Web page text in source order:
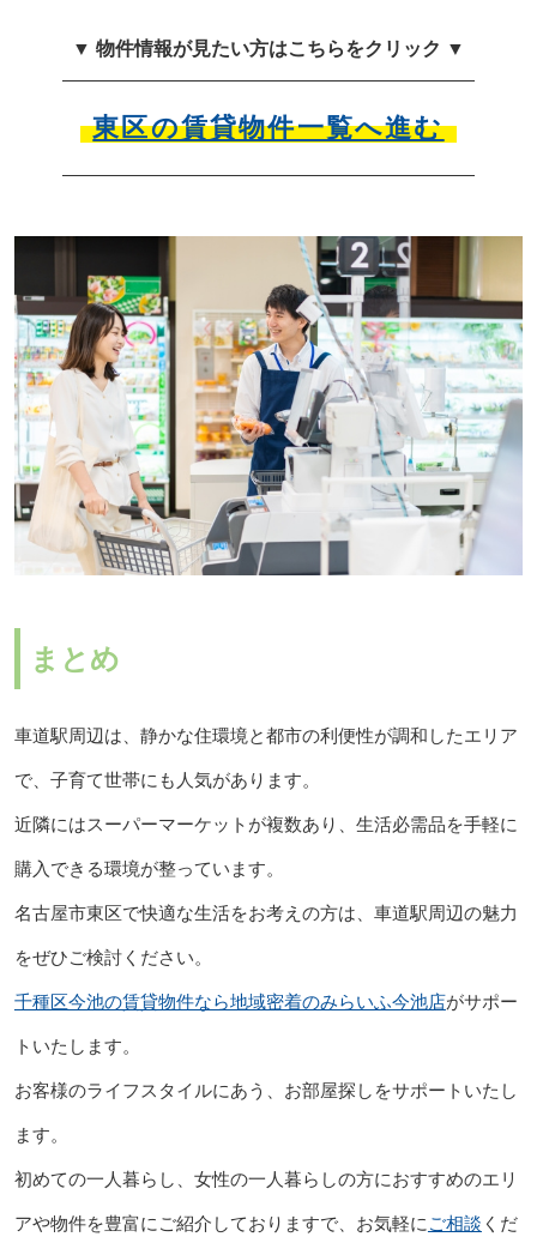
▼ 物件情報が見たい方はこちらをクリック ▼
東区の賃貸物件一覧へ進む
まとめ
車道駅周辺は、静かな住環境と都市の利便性が調和したエリア
で、子育て世帯にも人気があります。
近隣にはスーパーマーケットが複数あり、生活必需品を手軽に
購入できる環境が整っています。
名古屋市東区で快適な生活をお考えの方は、車道駅周辺の魅力
をぜひご検討ください。
千種区今池の賃貸物件なら地域密着のみらいふ今池店がサポー
トいたします。
お客様のライフスタイルにあう、お部屋探しをサポートいたし
ます。
初めての一人暮らし、女性の一人暮らしの方におすすめのエリ
アや物件を豊富にご紹介しておりますで、お気軽に ご相談 くだ